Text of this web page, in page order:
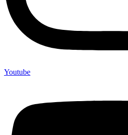
Youtube